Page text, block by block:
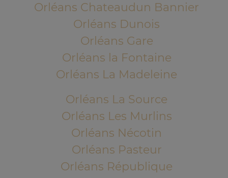
Orléans Chateaudun Bannier
Orléans Dunois
Orléans Gare
Orléans la Fontaine
Orléans La Madeleine
Orléans La Source
Orléans Les Murlins
Orléans Nécotin
Orléans Pasteur
Orléans République